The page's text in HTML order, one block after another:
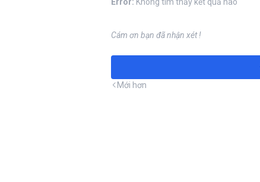
Cám ơn bạn đã nhận xét !
Mới hơn